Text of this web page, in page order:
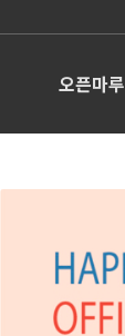
오픈마루